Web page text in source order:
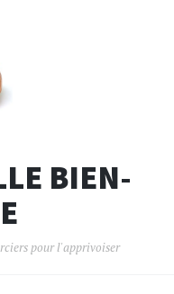
BIEN-
pour l'apprivoiser